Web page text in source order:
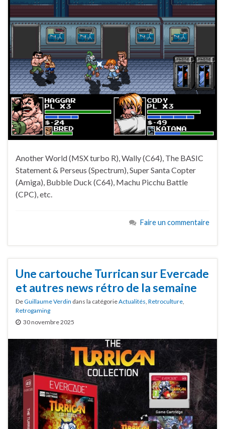
Another World (MSX turbo R), Wally (C64), The BASIC
Statement & Perseus (Spectrum), Super Santa Copter
(Amiga), Bubble Duck (C64), Machu Picchu Battle
(CPC), etc.
Faire un commentaire
Une cartouche Turrican sur Evercade
et autres news rétro de la semaine
DeGuillaume Verdin dans la catégorieActualités Retroculture
Retrogaming
30 novembre 2025